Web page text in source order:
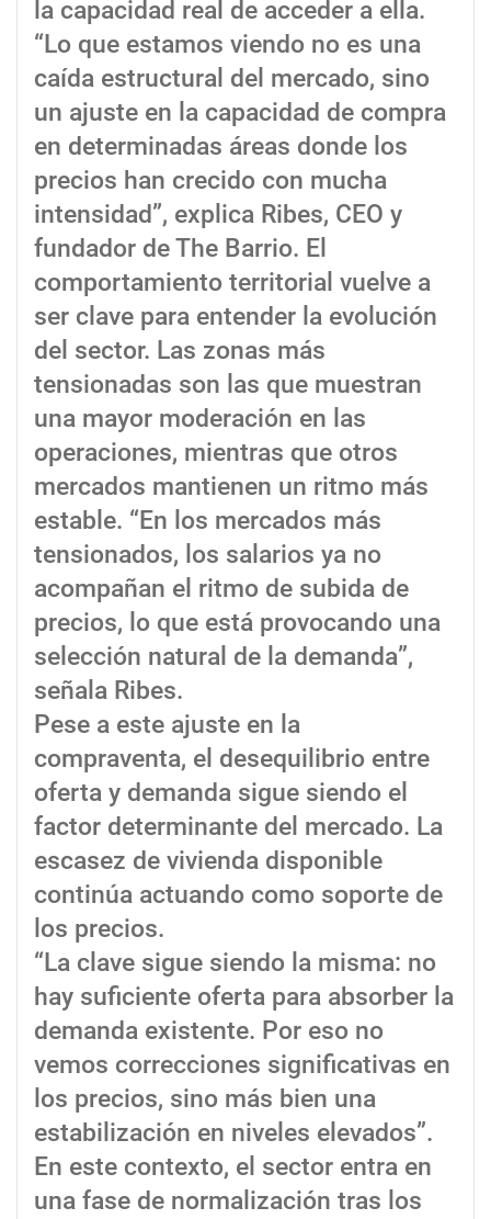
la capacidad real de acceder a ella.
“Lo que estamos viendo no es una
caída estructural del mercado, sino
un ajuste en la capacidad de compra
en determinadas áreas donde los
precios han crecido con mucha
intensidad”, explica Ribes, CEO y
fundador de The Barrio. El
comportamiento territorial vuelve a
ser clave para entender la evolución
del sector. Las zonas más
tensionadas son las que muestran
una mayor moderación en las
operaciones, mientras que otros
mercados mantienen un ritmo más
estable. “En los mercados más
tensionados, los salarios ya no
acompañan el ritmo de subida de
precios, lo que está provocando una
selección natural de la demanda”,
señala Ribes.
Pese a este ajuste en la
compraventa, el desequilibrio entre
oferta y demanda sigue siendo el
factor determinante del mercado. La
escasez de vivienda disponible
continúa actuando como soporte de
los precios.
“La clave sigue siendo la misma: no
hay suficiente oferta para absorber la
demanda existente. Por eso no
vemos correcciones significativas en
los precios, sino más bien una
estabilización en niveles elevados”.
En este contexto, el sector entra en
una fase de normalización tras los